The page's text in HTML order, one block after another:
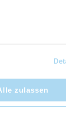
zulassen